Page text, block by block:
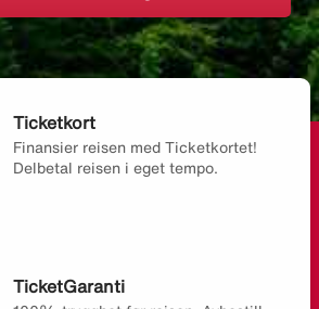
Ticketkort
Finansier reisen med Ticketkortet!
Delbetal reisen i eget tempo.
TicketGaranti